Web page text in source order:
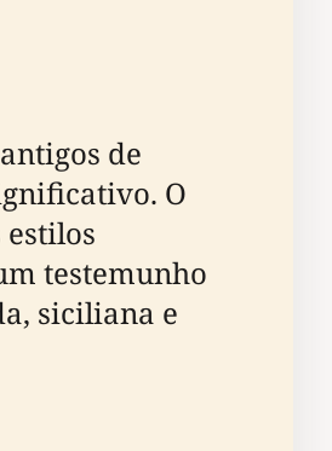
de
O
testemunho
siciliana e